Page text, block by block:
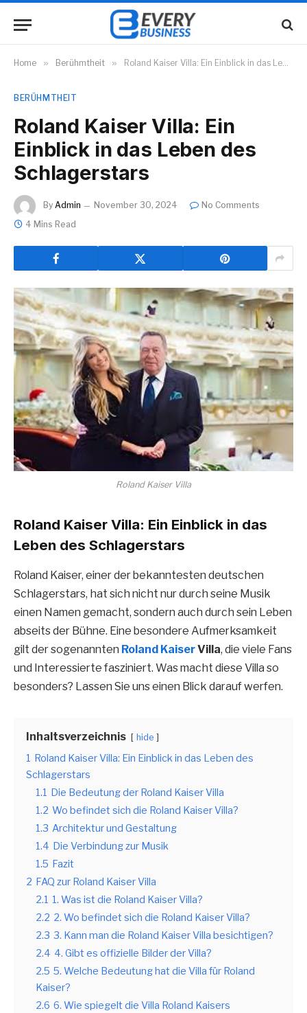
Home » Berühmtheit » Roland Kaiser Villa: Ein Einblick in das Leben des Schlagerstars
BERÜHMTHEIT
Roland Kaiser Villa: Ein
Einblick in das Leben des
Schlagerstars
By Admin November 30, 2024
No Comments
4 Mins Read
Roland Kaiser Villa
Roland Kaiser Villa: Ein Einblick in das
Leben des Schlagerstars
Roland Kaiser, einer der bekanntesten deutschen
Schlagerstars, hat sich nicht nur durch seine Musik
einen Namen gemacht, sondern auch durch sein Leben
abseits der Bühne. Eine besondere Aufmerksamkeit
gilt der sogenannten Roland KaiserVilla, die viele Fans
und Interessierte fasziniert. Was macht diese Villa so
besonders? Lassen Sie uns einen Blick darauf werfen.
Inhaltsverzeichnis hide
1 Roland Kaiser Villa: Ein Einblick in das Leben des
Schlagerstars
1.1 Die Bedeutung der Roland Kaiser Villa
1.2 Wo befindet sich die Roland Kaiser Villa?
1.3 Architektur und Gestaltung
1.4 Die Verbindung zur Musik
1.5 Fazit
2 FAQ zur Roland Kaiser Villa
2.1 1. Was ist die Roland Kaiser Villa?
2.2 2. Wo befindet sich die Roland Kaiser Villa?
2.3 3. Kann man die Roland Kaiser Villa besichtigen?
2.4 4. Gibt es offizielle Bilder der Villa?
2.5 5. Welche Bedeutung hat die Villa für Roland
Kaiser?
2.6 6. Wie spiegelt die Villa Roland Kaisers